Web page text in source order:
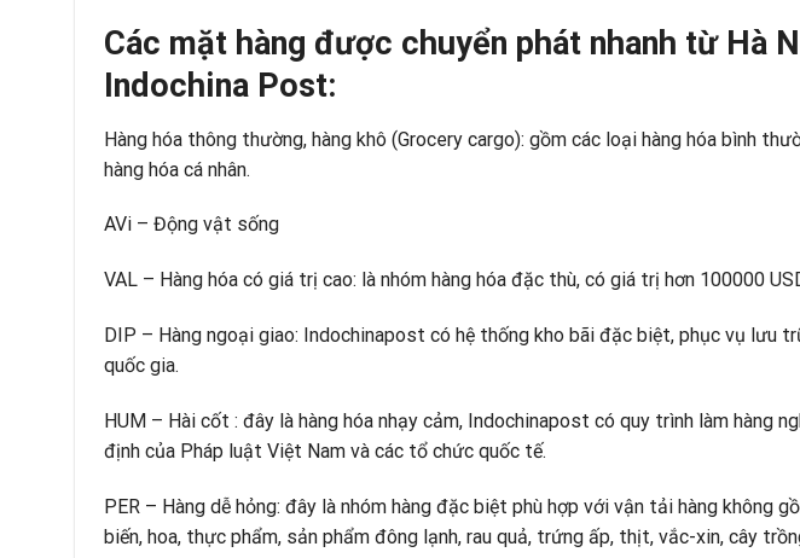
Các mặt hàng được chuyển phát nhanh từ Hà
Indochina Post:
Hàng hóa thông thường, hàng khô (Grocery cargo): gồm các loại hàng hóa bình
hàng hóa cá nhân.
AVi – Động vật sống
VAL – Hàng hóa có giá trị cao: là nhóm hàng hóa đặc thù, có giá trị hơn 100000
DIP – Hàng ngoại giao: Indochinapost có hệ thống kho bãi đặc biệt, phục vụ lưu
quốc gia.
HUM – Hài cốt : đây là hàng hóa nhạy cảm, Indochinapost có quy trình làm hàng
định của Pháp luật Việt Nam và các tổ chức quốc tế.
PER – Hàng dễ hỏng: đây là nhóm hàng đặc biệt phù hợp với vận tải hàng không
biến, hoa, thực phẩm, sản phẩm đông lạnh, rau quả, trứng ấp, thịt, vắc-xin, cây